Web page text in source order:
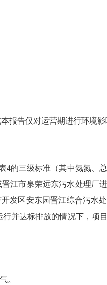
报告仅对运营期进行环境影
4的三级标准（其中氨氮、
江市泉荣远东污水处理厂
发区安东园晋江综合污水
并达标排放的情况下，项
。